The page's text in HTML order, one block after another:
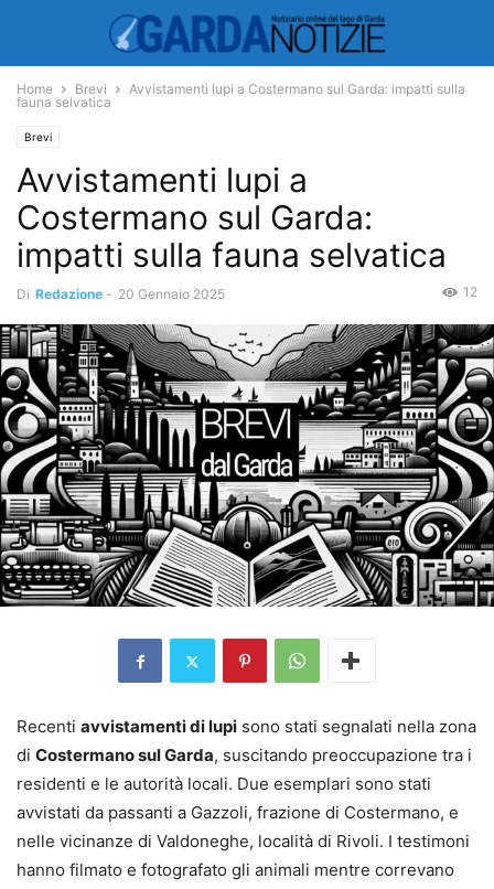
Home Brevi
Avvistamenti lupi a Costermano sul Garda: impatti sulla
fauna selvatica
Brevi
Avvistamenti lupi a
Costermano sul Garda:
impatti sulla fauna selvatica
Di Redazione - 20 Gennaio 2025 12
Recenti avvistamenti di lupi sono stati segnalati nella zona
di Costermano sul Garda, suscitando preoccupazione tra i
residenti e le autorità locali. Due esemplari sono stati
avvistati da passanti a Gazzoli, frazione di Costermano, e
nelle vicinanze di Valdoneghe, località di Rivoli. I testimoni
hanno filmato e fotografato gli animali mentre correvano